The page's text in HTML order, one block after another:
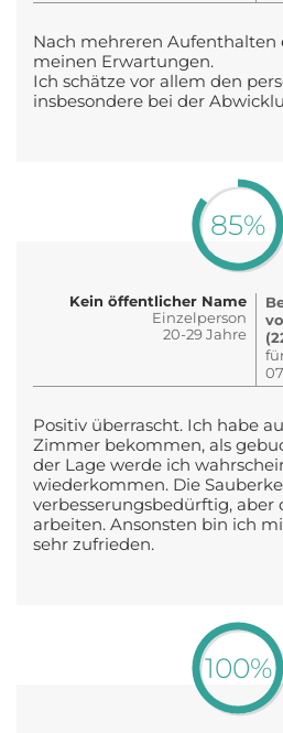
Nach mehreren Aufenthalten
meinen Erwartungen.
Ich schätze vor allem den
insbesondere bei der
85%
Kein öffentlicher Name
Einzelperson
20-29 Jahre
Positiv überrascht. Ich habe
Zimmer bekommen, als
der Lage werde ich
wiederkommen. Die
verbesserungsbedürftig, aber
arbeiten. Ansonsten bin ich
sehr zufrieden.
100%